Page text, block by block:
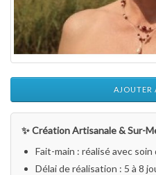
AJOUTER
✨ Création Artisanale & Sur-
Fait-main : réalisé avec
Délai de réalisation : 5 à 8